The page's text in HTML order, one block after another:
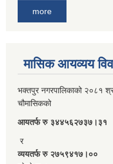
more
मासिक आयव्यय
भक्तपुर नगरपालिकाको २०८१
चौमासिकको
आयतर्फ रु‌ ३४४५६२७३७।३१
र
व्ययतर्फ रु २७५९४१७।००